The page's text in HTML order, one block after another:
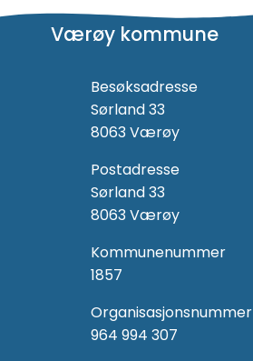
Værøy kommune
Besøksadresse
Sørland 33
8063 Værøy
Postadresse
Sørland 33
8063 Værøy
Kommunenummer
1857
Organisasjonsnummer
964 994 307